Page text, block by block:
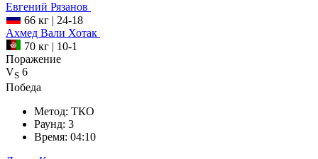
Евгений Рязанов
66 кг | 24-18
Ахмед Вали Хотак
70 кг | 10-1
Поражение
VS 6
Победа
Метод: ТКО
Раунд: 3
Время: 04:10